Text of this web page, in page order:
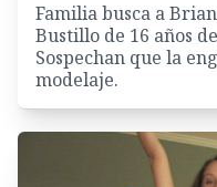
Familia busca a
Bustillo de 16 años
Sospechan que la
modelaje.